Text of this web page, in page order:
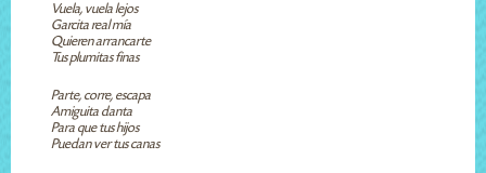
Vuela, vuela lejos
Garcita real mía
Quieren arrancarte
Tus plumitas finas
Parte, corre, escapa
Amiguita danta
Para que tus hijos
Puedan ver tus canas